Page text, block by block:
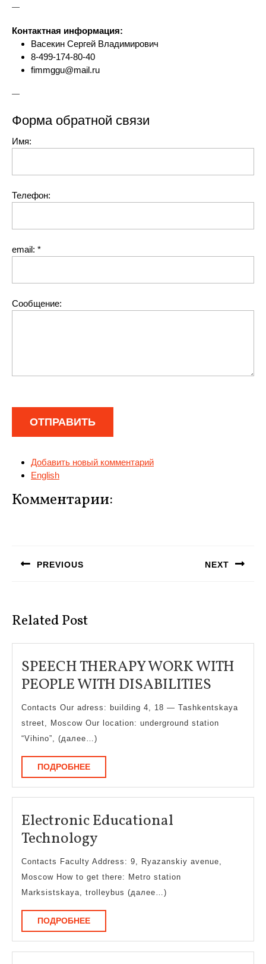
—
Контактная информация:
Васекин Сергей Владимирович
8-499-174-80-40
fimmggu@mail.ru
—
Форма обратной связи
Имя:
Телефон:
email: *
Сообщение:
Добавить новый комментарий
English
Комментарии:
записям
PREVIOUS NEXT
Related Post
SPEECH THERAPY WORK WITH
PEOPLE WITH DISABILITIES
WORK
Contacts Our adress: building 4, 18 — Tashkentskaya
street, Moscow Our location: underground station
“Vihino”, (далее…)
ПОДРОБНЕЕПОДРОБНЕЕ
Electronic Educational
TechnologyElectronic
Educational
Technology
Contacts Faculty Address: 9, Ryazanskiy avenue,
Moscow How to get there: Metro station
Marksistskaya, trolleybus (далее…)
ПОДРОБНЕЕПОДРОБНЕЕ